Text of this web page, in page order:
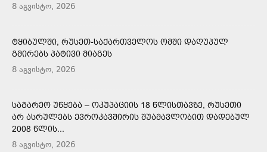
8 აგვისტო, 2026
ᲢᲧᲘᲑᲣᲚᲨᲘ, ᲠᲣᲡᲔᲗ-ᲡᲐᲥᲐᲠᲗᲕᲔᲚᲝᲡ ᲝᲛᲨᲘ ᲓᲐᲦᲣᲞᲣᲚ
ᲒᲛᲘᲠᲔᲑᲡ ᲞᲐᲢᲘᲕᲘ ᲛᲘᲐᲒᲔᲡ
8 აგვისტო, 2026
ᲡᲐᲒᲐᲠᲔᲝ ᲣᲬᲧᲔᲑᲐ – ᲝᲙᲣᲞᲐᲪᲘᲘᲡ 18 ᲬᲚᲘᲡᲗᲐᲕᲖᲔ, ᲠᲣᲡᲔᲗᲘ
ᲐᲠ ᲐᲡᲠᲣᲚᲔᲑᲡ ᲔᲕᲠᲝᲙᲐᲕᲨᲘᲠᲘᲡ ᲨᲣᲐᲛᲐᲕᲚᲝᲑᲘᲗ ᲓᲐᲓᲔᲑᲣᲚ
2008 ᲬᲚᲘᲡ...
8 აგვისტო, 2026